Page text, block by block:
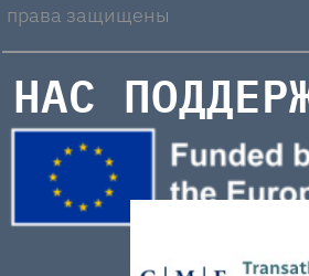
права защищены
НАС